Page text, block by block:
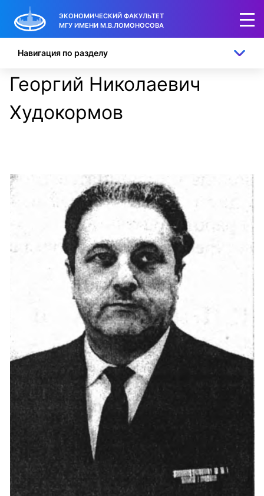
ЭКОНОМИЧЕСКИЙ ФАКУЛЬТЕТ
МГУ ИМЕНИ М.В.ЛОМОНОСОВА
Георгий Николаевич
Худокормов
Навигация по разделу